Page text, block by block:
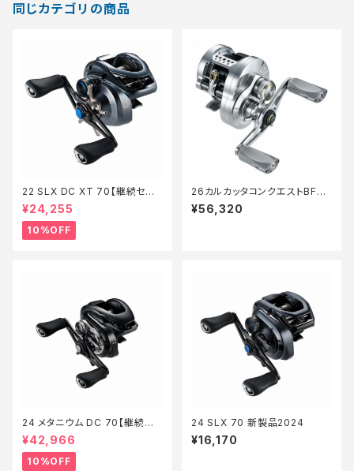
同じカテゴリの商品
22 SLX DC XT 70【継続セー
ル_リール】【10】
¥24,255
10%OFF
26カルカッタコンクエストBFS
LTD XG L
¥56,320
24 メタニウム DC 70【継続セ
ール_リール】【10】
¥42,966
10%OFF
24 SLX 70 新製品2024
¥16,170